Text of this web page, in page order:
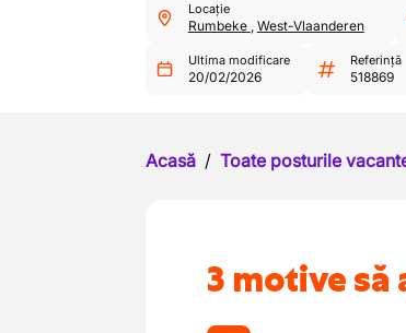
Locație
Rumbeke , West-Vlaanderen
Ultima modificare
20/02/2026
Referință
518869
Acasă / Toate posturile
3 motive să